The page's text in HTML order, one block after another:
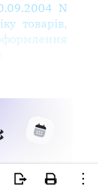
N
товарів,